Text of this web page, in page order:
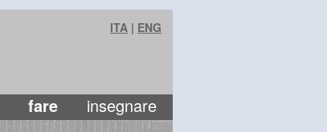
ITA | ENG
fare insegnare